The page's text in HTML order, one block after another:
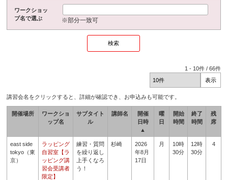
ワークショッ
プ名で選ぶ
※部分一致可
1 - 10件 /66件
講習会名をクリックすると、詳細が確認でき、お申込みも可能です。
開催場所
ワークショ
ップ名
サブタイト
ル
講師名
開催
日時
▲
曜
日
開始
時間
終了
時間
残
席
east side
tokyo（東
京）
ラッピング
自習室【ラ
ッピング講
習会受講者
限定】
練習・質問
を繰り返し
上手くなろ
う！
杉崎
2026
年8月
17日
月
10時
30分
12時
30分
4